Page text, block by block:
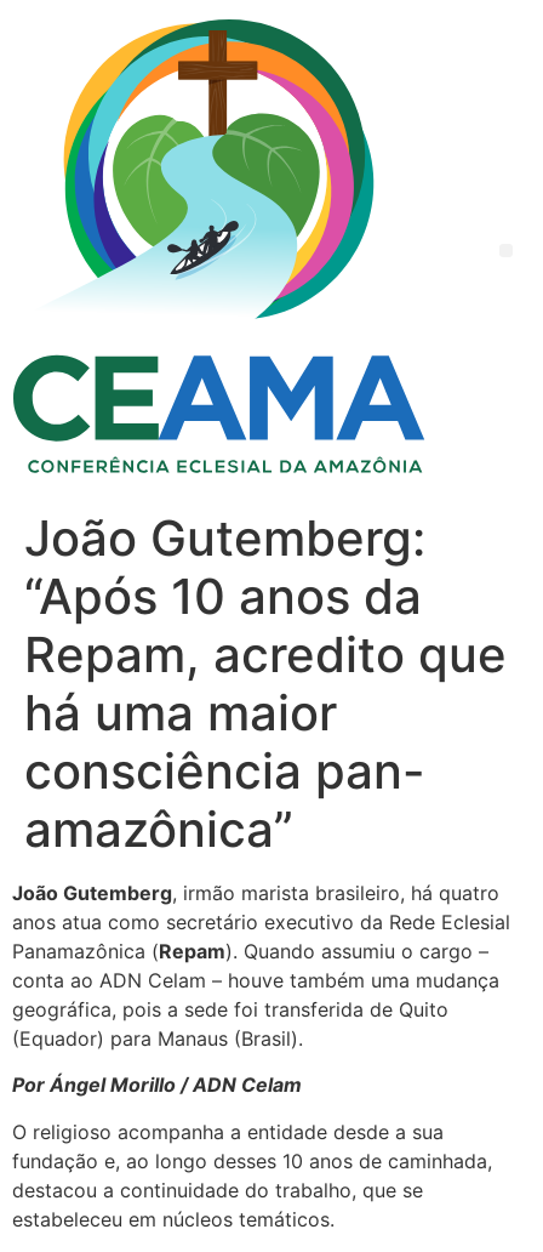
João Gutemberg:
“Após 10 anos da
Repam, acredito que
há uma maior
consciência pan-
amazônica”
João Gutemberg, irmão marista brasileiro, há quatro
anos atua como secretário executivo da Rede Eclesial
Panamazônica (Repam). Quando assumiu o cargo –
conta ao ADN Celam – houve também uma mudança
geográfica, pois a sede foi transferida de Quito
(Equador) para Manaus (Brasil).
Por Ángel Morillo / ADN Celam
O religioso acompanha a entidade desde a sua
fundação e, ao longo desses 10 anos de caminhada,
destacou a continuidade do trabalho, que se
estabeleceu em núcleos temáticos.